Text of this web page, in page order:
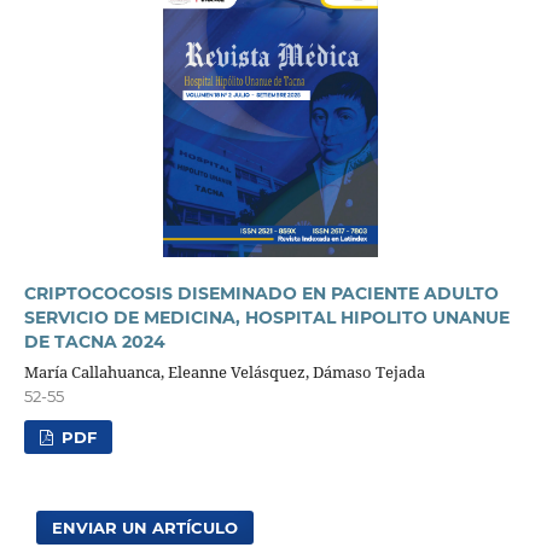
CRIPTOCOCOSIS DISEMINADO EN PACIENTE ADULTO
SERVICIO DE MEDICINA, HOSPITAL HIPOLITO UNANUE
DE TACNA 2024
María Callahuanca, Eleanne Velásquez, Dámaso Tejada
52-55
PDF
ENVIAR UN ARTÍCULO